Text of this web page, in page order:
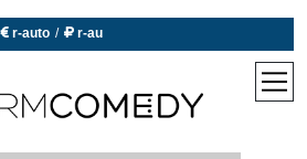
 r-auto /  r-au
open